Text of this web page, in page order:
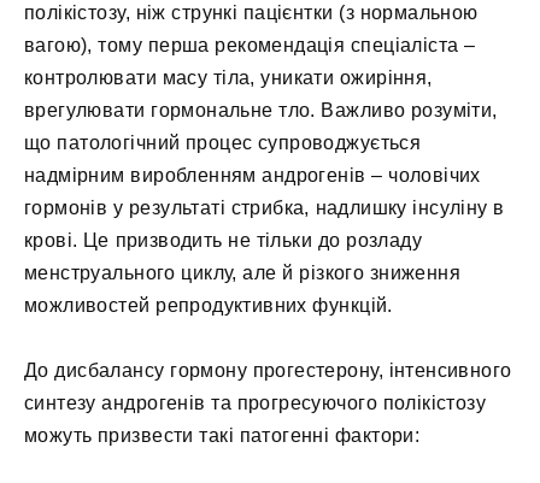
полікістозу, ніж стрункі пацієнтки (з нормальною
вагою), тому перша рекомендація спеціаліста –
контролювати масу тіла, уникати ожиріння,
врегулювати гормональне тло. Важливо розуміти,
що патологічний процес супроводжується
надмірним виробленням андрогенів – чоловічих
гормонів у результаті стрибка, надлишку інсуліну в
крові. Це призводить не тільки до розладу
менструального циклу, але й різкого зниження
можливостей репродуктивних функцій.
До дисбалансу гормону прогестерону, інтенсивного
синтезу андрогенів та прогресуючого полікістозу
можуть призвести такі патогенні фактори: